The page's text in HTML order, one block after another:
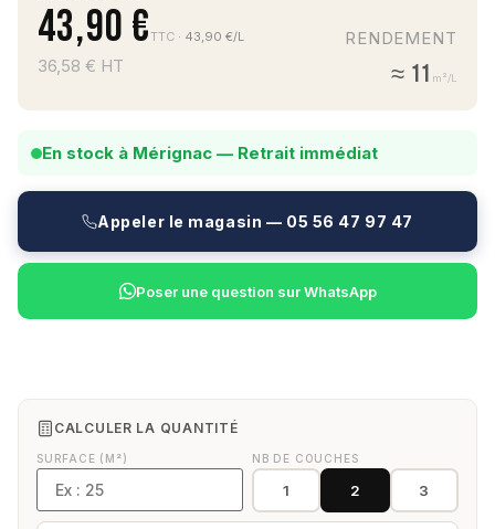
43,90 €TTC · 43,90 €/L
36,58 € HT
RENDEMENT
≈ 11 m²/L
En stock à Mérignac — Retrait immédiat
Appeler le magasin — 05 56 47 97 47
Poser une question sur WhatsApp
CALCULER LA QUANTITÉ
SURFACE (M²) NB DE COUCHES
1 2 3